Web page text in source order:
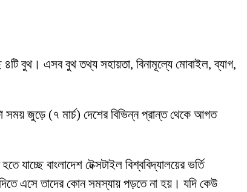
৪টি বুথ। এসব বুথ তথ্য সহায়তা, বিনামূল্যে মোবাইল, ব্যাগ,
সময় জুড়ে (৭ মার্চ) দেশের বিভিন্ন প্রান্ত থেকে আগত
যাচ্ছে বাংলাদেশ টেক্সটাইল বিশ্ববিদ্যালয়ের ভর্তি
দিতে এসে তাদের কোন সমস্যায় পড়তে না হয়। যদি কেউ